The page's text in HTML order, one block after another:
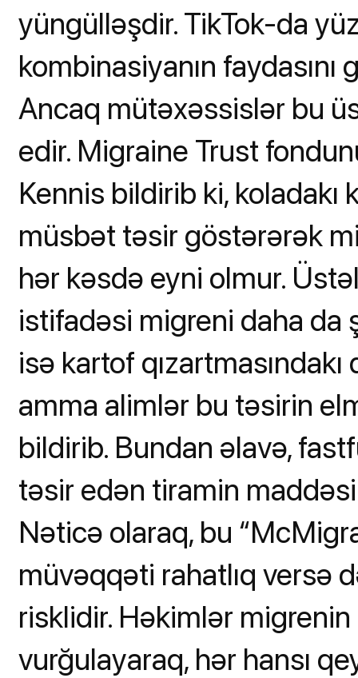
yüngülləşdir. TikTok-da
kombinasiyanın
Ancaq mütəxəssislər bu
edir. Migraine Trust
Kennis bildirib ki,
müsbət təsir göstərərək
hər kəsdə eyni olmur.
istifadəsi migreni daha da
isə kartof
amma alimlər bu təsirin
bildirib. Bundan əlavə,
təsir edən tiramin
Nəticə olaraq, bu
müvəqqəti rahatlıq versə
risklidir. Həkimlər
vurğulayaraq, hər hansı